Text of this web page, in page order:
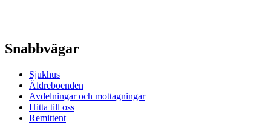
Snabbvägar
Sjukhus
Äldreboenden
Avdelningar och mottagningar
Hitta till oss
Remittent